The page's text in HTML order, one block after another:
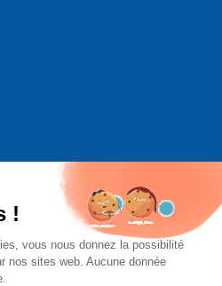
!
vous nous donnez la possibilité
nos sites web. Aucune donnée